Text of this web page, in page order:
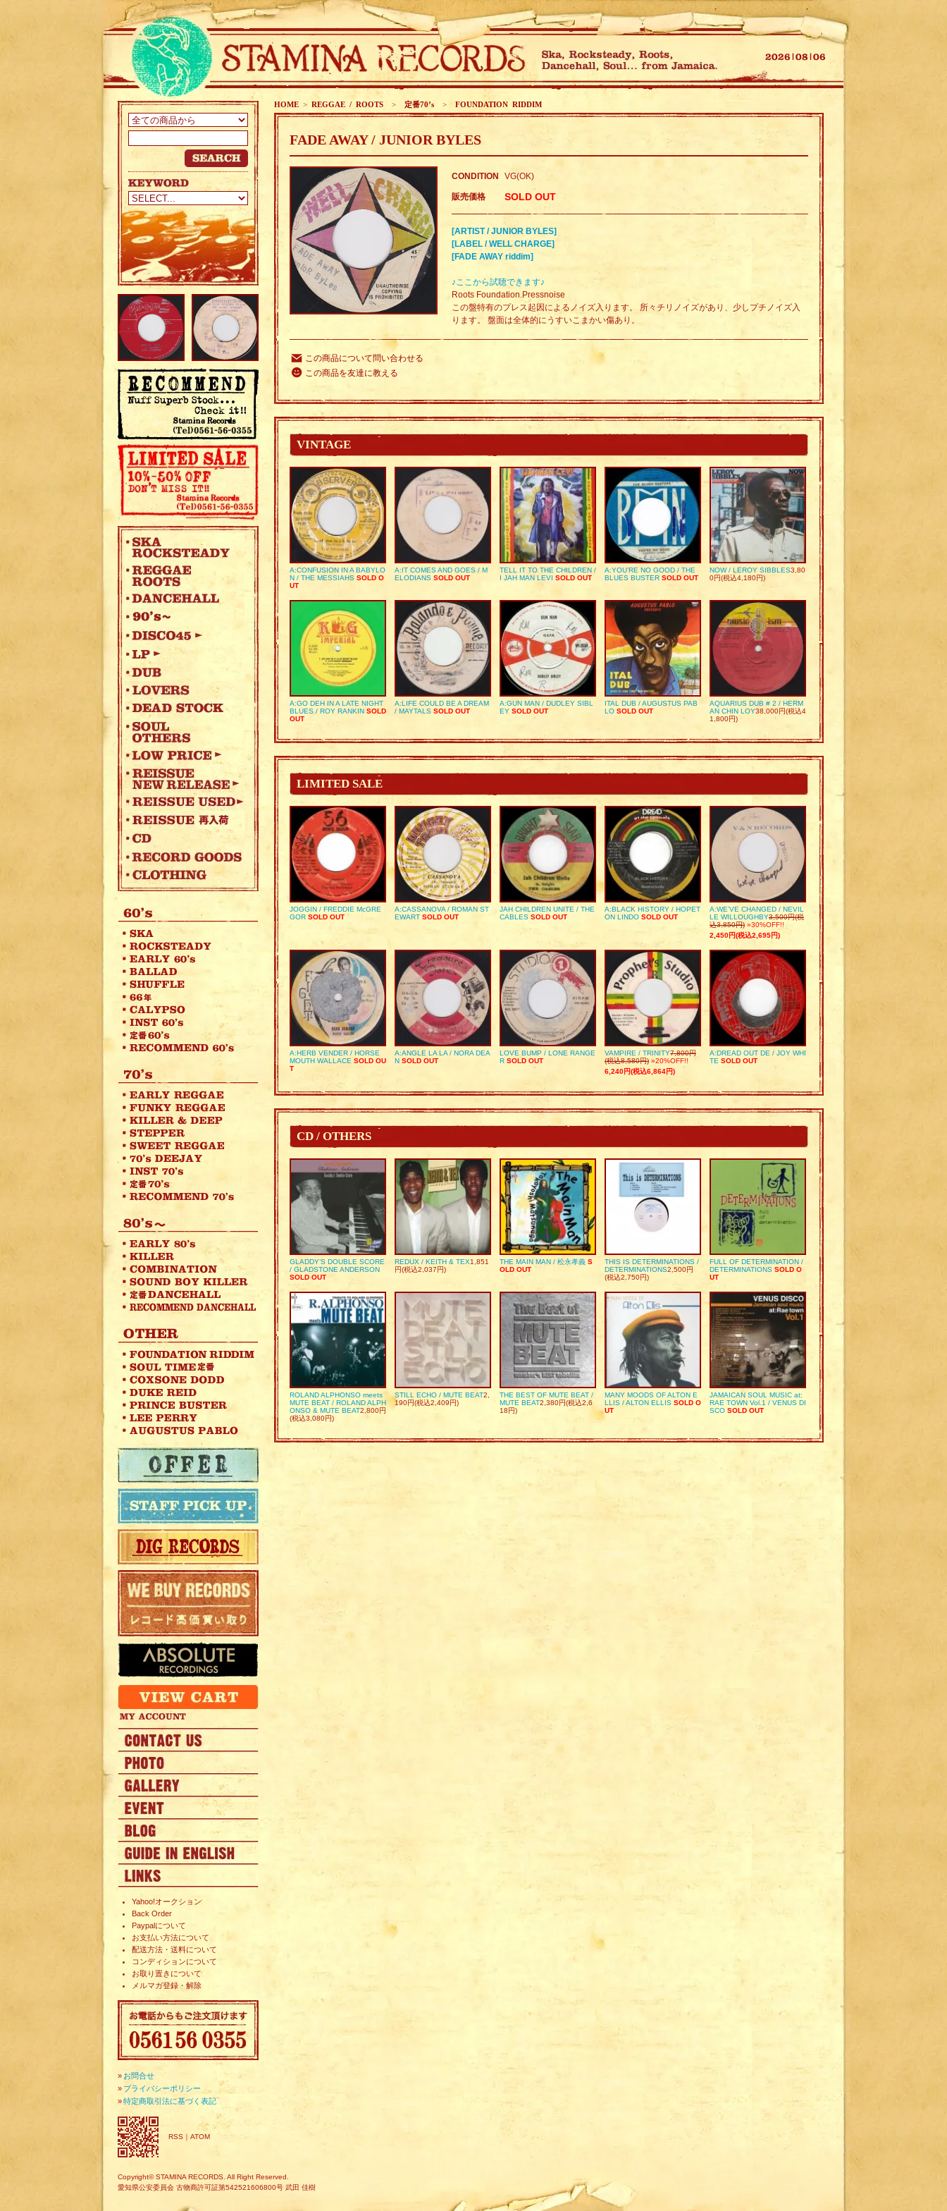
Yahoo!オークション
Back Order
Paypalについて
お支払い方法について
配送方法・送料について
コンディションについて
お取り置きについて
メルマガ登録・解除
» お問合せ
» プライバシーポリシー
»特定商取引法に基づく表記
RSS ｜ ATOM
HOME > REGGAE / ROOTS > 定番70’s > FOUNDATION RIDDIM
FADE AWAY / JUNIOR BYLES
CONDITION VG(OK)
販売価格 SOLD OUT
[ARTIST / JUNIOR BYLES]
[LABEL / WELL CHARGE]
[FADE AWAY riddim]
♪ここから試聴できます♪
Roots Foundation.Pressnoise
この盤特有のプレス起因によるノイズ入ります。 所々チリノイズがあり、少しプチノイズ入
ります。 盤面は全体的にうすいこまかい傷あり。
この商品について問い合わせる
この商品を友達に教える
VINTAGE
A:CONFUSION IN A BABYLO
N / THE MESSIAHS SOLD O
UT
A:IT COMES AND GOES / M
ELODIANS SOLD OUT
TELL IT TO THE CHILDREN /
I JAH MAN LEVI SOLD OUT
A:YOU’RE NO GOOD / THE
BLUES BUSTER SOLD OUT
NOW / LEROY SIBBLES3,80
0円(税込4,180円)
A:GO DEH IN A LATE NIGHT
BLUES / ROY RANKIN SOLD
OUT
A:LIFE COULD BE A DREAM
/ MAYTALS SOLD OUT
A:GUN MAN / DUDLEY SIBL
EY SOLD OUT
ITAL DUB / AUGUSTUS PAB
LO SOLD OUT
AQUARIUS DUB # 2 / HERM
AN CHIN LOY38,000円(税込4
1,800円)
LIMITED SALE
JOGGIN / FREDDIE McGRE
GOR SOLD OUT
A:CASSANOVA / ROMAN ST
EWART SOLD OUT
JAH CHILDREN UNITE / THE
CABLES SOLD OUT
A:BLACK HISTORY / HOPET
ON LINDO SOLD OUT
A:WE’VE CHANGED / NEVIL
LE WILLOUGHBY3,500円(税
込3,850円) »30%OFF!!
2,450円(税込2,695円)
A:HERB VENDER / HORSE
MOUTH WALLACE SOLD OU
T
A:ANGLE LA LA / NORA DEA
N SOLD OUT
LOVE BUMP / LONE RANGE
R SOLD OUT
VAMPIRE / TRINITY7,800円
(税込8,580円) »20%OFF!!
6,240円(税込6,864円)
A:DREAD OUT DE / JOY WHI
TE SOLD OUT
CD / OTHERS
GLADDY’S DOUBLE SCORE
/ GLADSTONE ANDERSON
SOLD OUT
REDUX / KEITH & TEX1,851
円(税込2,037円)
THE MAIN MAN / 松永孝義 S
OLD OUT
THIS IS DETERMINATIONS /
DETERMINATIONS2,500円
(税込2,750円)
FULL OF DETERMINATION /
DETERMINATIONS SOLD O
UT
ROLAND ALPHONSO meets
MUTE BEAT / ROLAND ALPH
ONSO & MUTE BEAT2,800円
(税込3,080円)
STILL ECHO / MUTE BEAT2,
190円(税込2,409円)
THE BEST OF MUTE BEAT /
MUTE BEAT2,380円(税込2,6
18円)
MANY MOODS OF ALTON E
LLIS / ALTON ELLIS SOLD O
UT
JAMAICAN SOUL MUSIC at:
RAE TOWN Vol.1 / VENUS DI
SCO SOLD OUT
Copyright© STAMINA RECORDS. All Right Reserved.
愛知県公安委員会 古物商許可証第542521606800号 武田 佳樹